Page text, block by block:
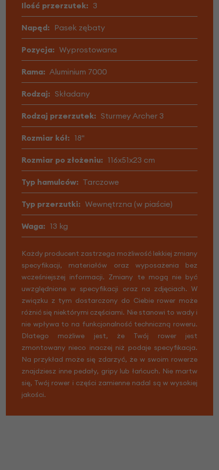
Ilość przerzutek: 3
Napęd: Pasek zębaty
Pozycja: Wyprostowana
Rama: Aluminium 7000
Rodzaj: Składany
Rodzaj przerzutek: Sturmey Archer 3
Rozmiar kół: 18"
Rozmiar po złożeniu: 116x51x23 cm
Typ hamulców: Tarczowe
Typ przerzutki: Wewnętrzna (w piaście)
Waga: 13 kg
Każdy producent zastrzega możliwość lekkiej zmiany
specyfikacji, materiałów oraz wyposażenia bez
wcześniejszej informacji. Zmiany te mogą nie być
uwzględnione w specyfikacji oraz na zdjęciach. W
związku z tym dostarczony do Ciebie rower może
różnić się niektórymi częściami. Nie stanowi to wady i
nie wpływa to na funkcjonalność techniczną roweru.
Dlatego możliwe jest, że Twój rower jest
zmontowany nieco inaczej niż podaje specyfikacja.
Na przykład może się zdarzyć, że w swoim rowerze
znajdziesz inne pedały, gripy lub łańcuch. Nie martw
się, Twój rower i części zamienne nadal są w wysokiej
jakości.